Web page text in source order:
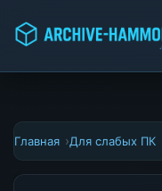
Главная Для слабых ПК